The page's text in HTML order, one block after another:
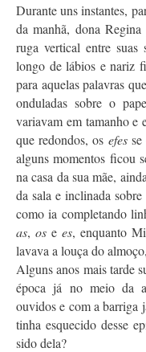
Durante uns instantes,
da manhã, dona
ruga vertical entre suas
longo de lábios e nariz
para aquelas palavras
onduladas sobre o
variavam em tamanho e
que redondos, os efesse
alguns momentos ficou
na casa da sua mãe,
da sala e inclinada
como ia completando
as, ose es, enquanto
lavava a louça do
Alguns anos mais tarde
época já no meio da
ouvidos e com a barriga
tinha esquecido desse
sido dela?